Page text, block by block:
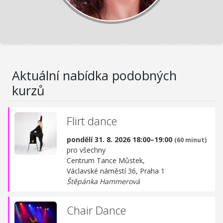
Aktuální nabídka podobných
kurzů
Flirt dance
pondělí 31. 8. 2026 18:00–19:00 (60 minut)
pro všechny
Centrum Tance Můstek,
Václavské náměstí 36, Praha 1
Štěpánka Hammerová
Chair Dance